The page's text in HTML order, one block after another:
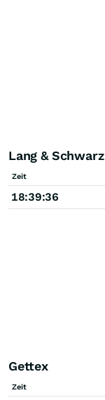
Lang & Schwarz
Zeit
18:39:36
Gettex
Zeit